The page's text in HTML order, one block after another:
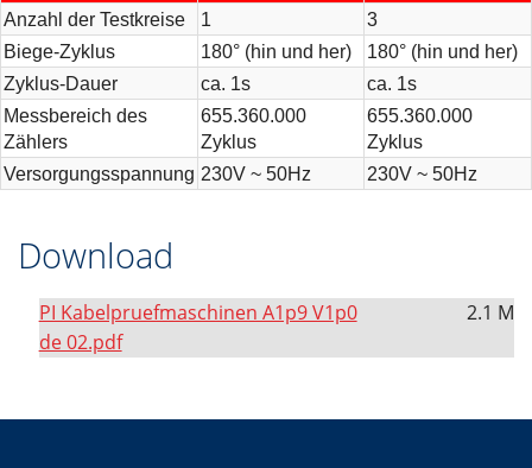
Anzahl der Testkreise
1
3
Biege-Zyklus
180° (hin und her)
180° (hin und her)
Zyklus-Dauer
ca. 1s
ca. 1s
Messbereich des
Zählers
655.360.000
Zyklus
655.360.000
Zyklus
Versorgungsspannung 230V ~ 50Hz 230V ~ 50Hz
Download
PI Kabelpruefmaschinen A1p9 V1p0
de 02.pdf
2.1 M